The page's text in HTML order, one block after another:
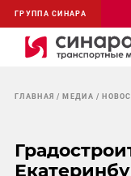
ГРУППА СИНАРА
ГЛАВНАЯ МЕДИА